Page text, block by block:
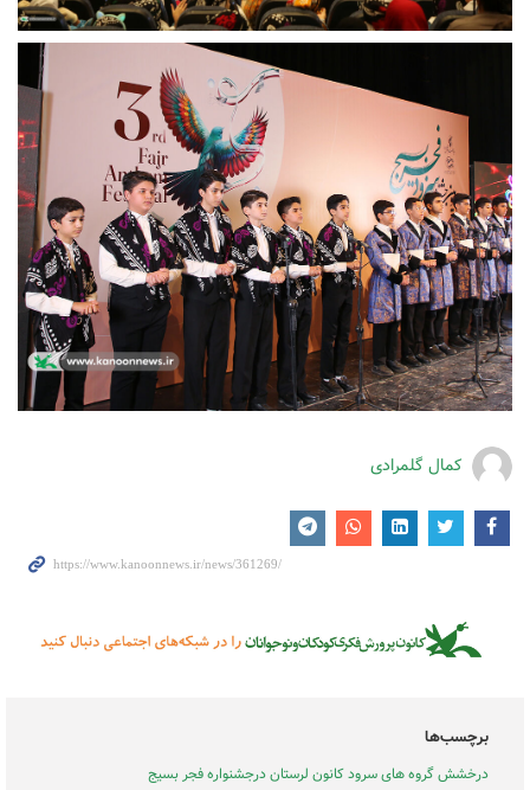
کمال گلمرادی
برچسب‌ها
درخشش گروه های سرود کانون لرستان درجشنواره فجر بسیج